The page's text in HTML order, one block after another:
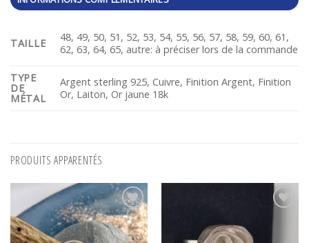
TAILLE
48, 49, 50, 51, 52, 53, 54, 55, 56, 57, 58, 59, 60, 61,
62, 63, 64, 65, autre: à préciser lors de la commande
TYPE
DE
MÉTAL
Argent sterling 925, Cuivre, Finition Argent, Finition
Or, Laiton, Or jaune 18k
PRODUITS APPARENTÉS
Ajouter
à ma
wishlist